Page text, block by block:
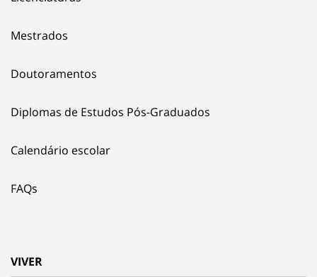
Mestrados
Doutoramentos
Diplomas de Estudos Pós-Graduados
Calendário escolar
FAQs
VIVER